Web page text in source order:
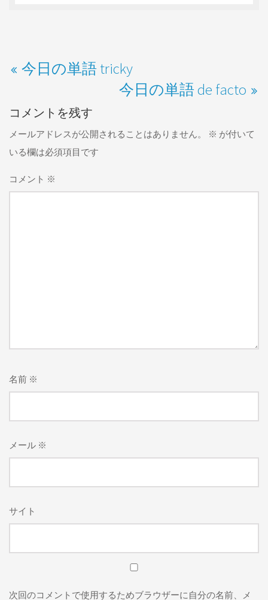
今日の単語 tricky
今日の単語 de facto
コメントを残す
メールアドレスが公開されることはありません。 ※ が付いて
いる欄は必須項目です
コメント ※
名前 ※
メール ※
サイト
次回のコメントで使用するためブラウザーに自分の名前、メ